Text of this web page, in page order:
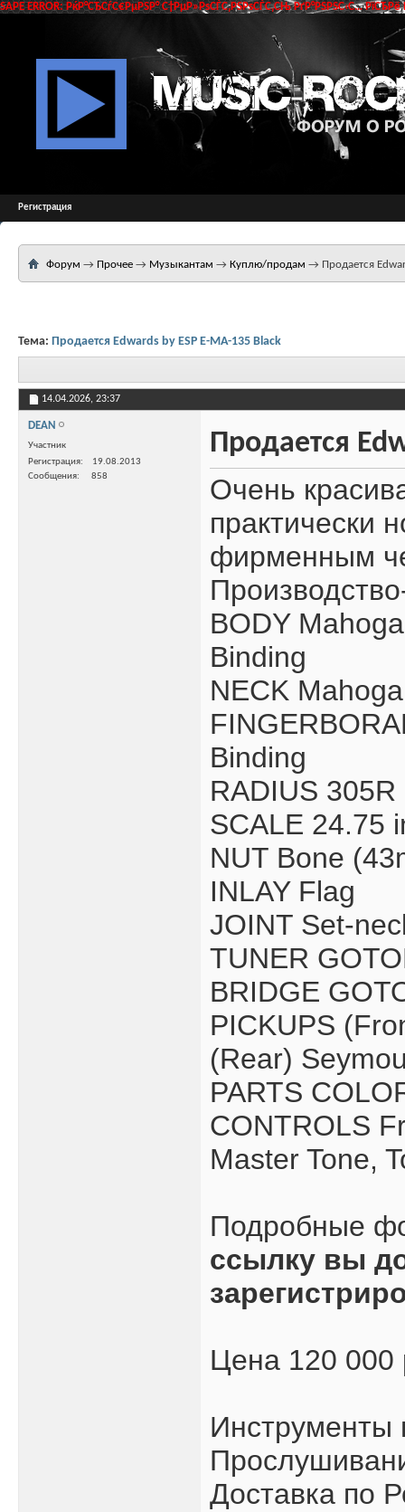
SAPE ERROR: РќР°СЂСѓС€РµРЅР° С†РµР»РѕСЃС‚РЅРѕСЃС‚СЊ РґР°РЅРЅС‹С…
Регистрация
Форум → Прочее → Музыкантам → Куплю/продам → Продается
Тема: Продается Edwards by ESP E-MA-135 Black
14.04.2026, 23:37
DEAN
Участник
Регистрация
19.08.2013
Сообщения
858
Продается
Очень
практически
фирменным
BODY
Binding
NECK
Binding
RADIUS 305R
SCALE 24.75
NUT Bone
INLAY Flag
JOINT Set-
TUNER
BRIDGE
PICKUPS
(Rear)
PARTS
CONTROLS
Master Tone,
Подробные
ссылку вы
Цена 120 000
Инструменты
Доставка по